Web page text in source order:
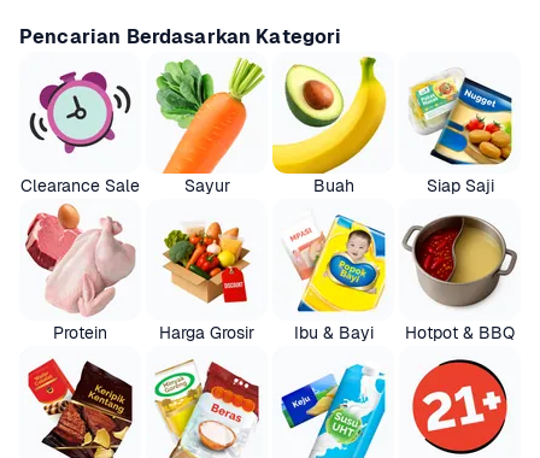
Pencarian Berdasarkan Kategori
Clearance Sale Sayur Buah Siap Saji
Protein Harga Grosir Ibu & Bayi Hotpot & BBQ